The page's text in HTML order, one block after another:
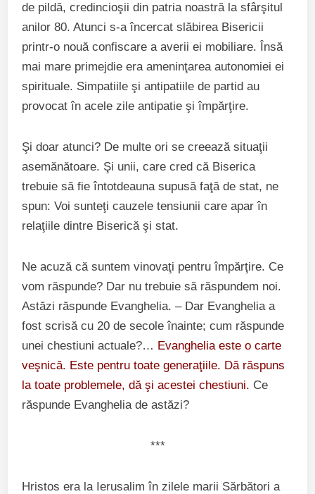
de pildă, credincioşii din patria noastră la sfârşitul
anilor 80. Atunci s-a încercat slăbirea Bisericii
printr-o nouă confiscare a averii ei mobiliare. Însă
mai mare primejdie era ameninţarea autonomiei ei
spirituale. Simpatiile şi antipatiile de partid au
provocat în acele zile antipatie şi împărţire.
Şi doar atunci? De multe ori se creează situaţii
asemănătoare. Şi unii, care cred că Biserica
trebuie să fie întotdeauna supusă faţă de stat, ne
spun: Voi sunteţi cauzele tensiunii care apar în
relaţiile dintre Biserică şi stat.
Ne acuză că suntem vinovaţi pentru împărţire. Ce
vom răspunde? Dar nu trebuie să răspundem noi.
Astăzi răspunde Evanghelia. – Dar Evanghelia a
fost scrisă cu 20 de secole înainte; cum răspunde
unei chestiuni actuale?… Evanghelia este o carte
veşnică. Este pentru toate generaţiile. Dă răspuns
la toate problemele, dă şi acestei chestiuni. Ce
răspunde Evanghelia de astăzi?
***
Hristos era la Ierusalim în zilele marii Sărbători a